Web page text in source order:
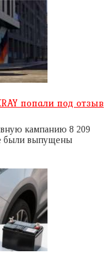
попали под отзыв
кампанию 8 209
были выпущены